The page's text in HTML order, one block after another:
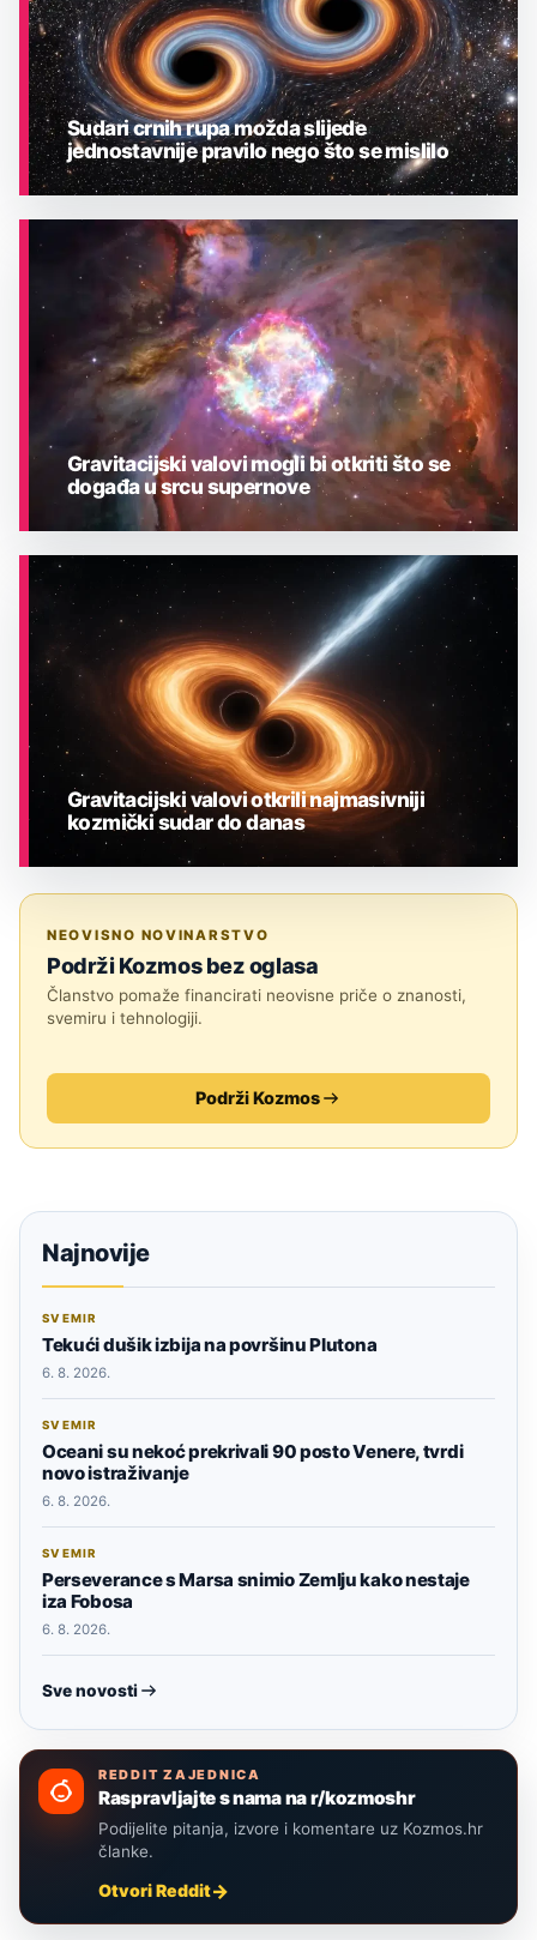
ASTRONOMIJA
Sudari crnih rupa možda slijede
jednostavnije pravilo nego što se mislilo
ASTRONOMIJA
Gravitacijski valovi mogli bi otkriti što se
događa u srcu supernove
Gravitacijski valovi otkrili najmasivniji
kozmički sudar do danas
NEOVISNO NOVINARSTVO
Podrži Kozmos bez oglasa
Članstvo pomaže financirati neovisne priče o znanosti,
svemiru i tehnologiji.
Podrži Kozmos
Najnovije
SVEMIR
Tekući dušik izbija na površinu Plutona
6. 8. 2026.
SVEMIR
Oceani su nekoć prekrivali 90 posto Venere, tvrdi
novo istraživanje
6. 8. 2026.
SVEMIR
Perseverance s Marsa snimio Zemlju kako nestaje
iza Fobosa
6. 8. 2026.
Sve novosti
REDDIT ZAJEDNICA
Raspravljajte s nama na r/kozmoshr
Podijelite pitanja, izvore i komentare uz Kozmos.hr
članke.
Otvori Reddit